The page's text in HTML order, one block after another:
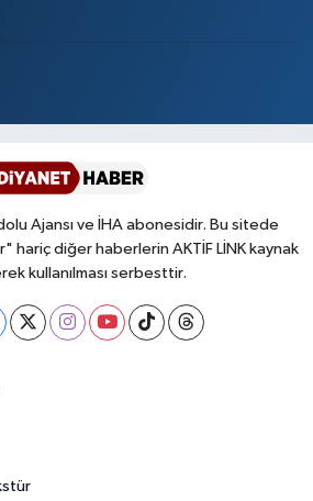
Ajansı ve İHA abonesidir. Bu sitede
hariç diğer haberlerin AKTİF LİNK kaynak
kullanılması serbesttir.